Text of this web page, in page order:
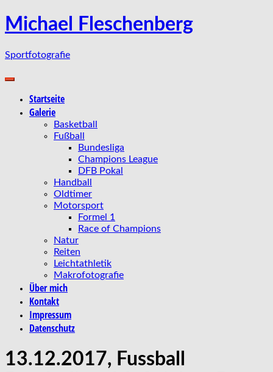
Zum
Inhalt
Michael Fleschenberg
Sportfotografie
Startseite
Galerie
Basketball
Fußball
Bundesliga
Champions League
DFB Pokal
Handball
Oldtimer
Motorsport
Formel 1
Race of Champions
Natur
Reiten
Leichtathletik
Makrofotografie
Über mich
Kontakt
Impressum
Datenschutz
13.12.2017, Fussball